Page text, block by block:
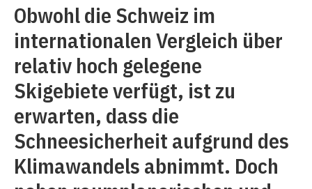
Obwohl die Schweiz im
internationalen Vergleich über
relativ hoch gelegene
Skigebiete verfügt, ist zu
erwarten, dass die
Schneesicherheit aufgrund des
Klimawandels abnimmt. Doch